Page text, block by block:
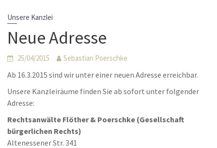
Unsere Kanzlei
Neue Adresse
25/04/2015 Sebastian Poerschke
Ab 16.3.2015 sind wir unter einer neuen Adresse erreichbar.
Unsere Kanzleiräume finden Sie ab sofort unter folgender
Adresse:
Rechtsanwälte Flöther & Poerschke (Gesellschaft
bürgerlichen Rechts)
Altenessener Str. 341